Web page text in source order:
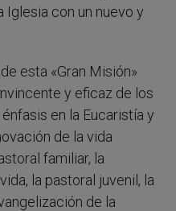
Iglesia con un nuevo y
esta «Gran Misión»
y eficaz de los
en la Eucaristía y
de la vida
familiar, la
la pastoral juvenil, la
de la